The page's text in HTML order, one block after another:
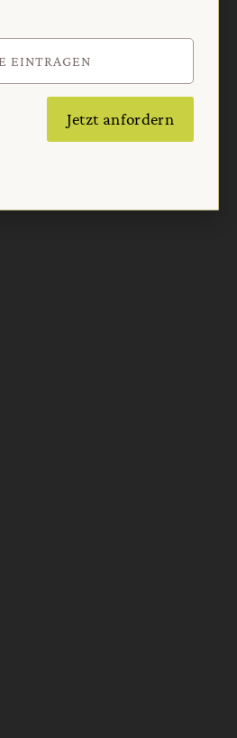
Nach oben
Jetzt anfordern